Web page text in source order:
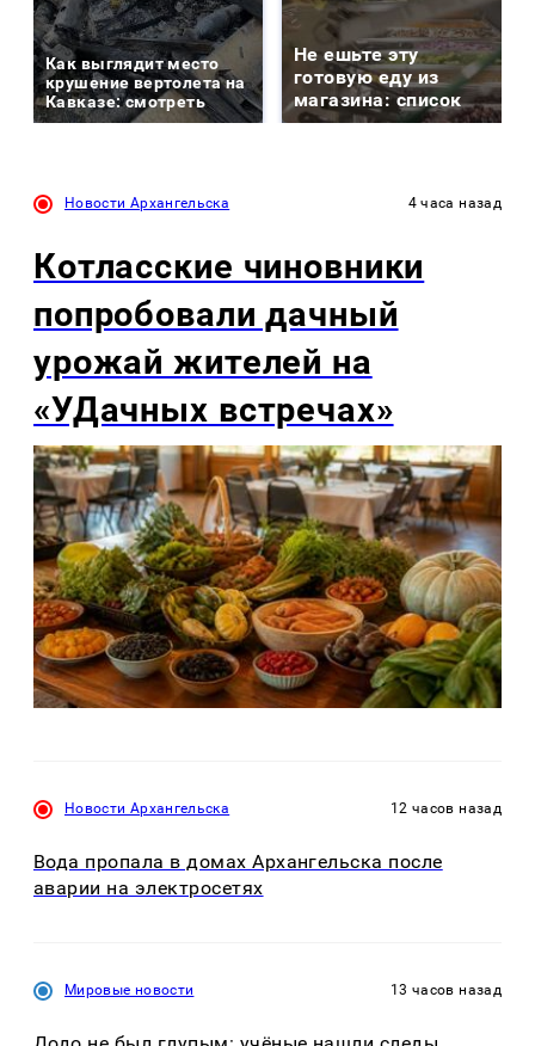
Как выглядит место
крушение вертолета на
Кавказе: смотреть
Не ешьте эту
готовую еду из
магазина: список
Новости Архангельска 4 часа назад
Котласские чиновники
попробовали дачный
урожай жителей на
«УДачных встречах»
Новости Архангельска 12 часов назад
Вода пропала в домах Архангельска после
аварии на электросетях
Мировые новости 13 часов назад